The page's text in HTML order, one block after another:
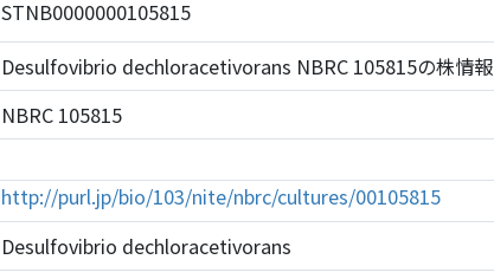
STNB0000000105815
Desulfovibrio dechloracetivorans NBRC 105815の株情報
NBRC 105815
http://purl.jp/bio/103/nite/nbrc/cultures/00105815
Desulfovibrio dechloracetivorans